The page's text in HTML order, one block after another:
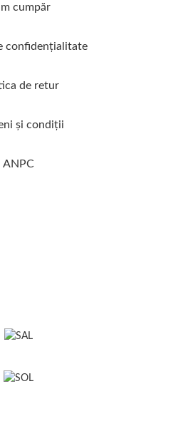
cumpăr
confidenţialitate
de retur
şi condiţii
ANPC